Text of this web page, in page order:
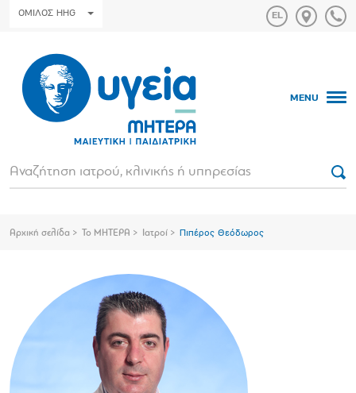
ΟΜΙΛΟΣ HHG
MENU
Αρχική σελίδα Το ΜΗΤΕΡΑ Ιατροί Πιπέρος Θεόδωρος